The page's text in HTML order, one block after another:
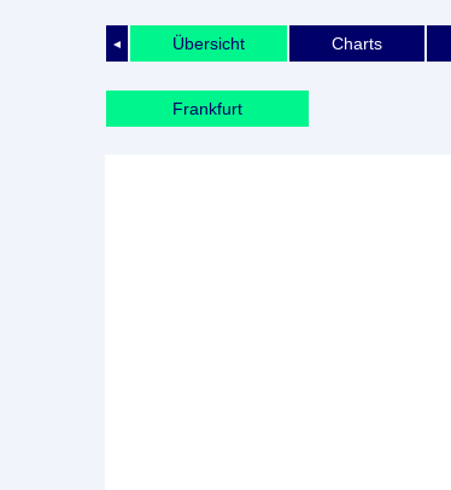
◄ Übersicht Charts
Frankfurt